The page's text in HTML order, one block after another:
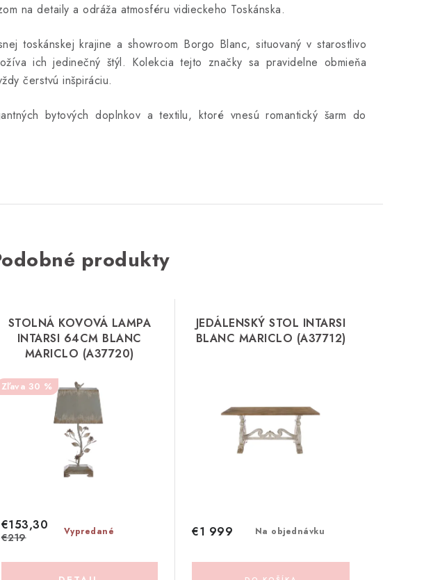
na detaily a odráža atmosféru vidieckeho Toskánska.
toskánskej krajine a showroom Borgo Blanc, situovaný v starostlivo
ich jedinečný štýl. Kolekcia tejto značky sa pravidelne obmieňa
čerstvú inšpiráciu.
bytových doplnkov a textilu, ktoré vnesú romantický šarm do
produkty
STOLNÁ KOVOVÁ LAMPA
INTARSI 64CM BLANC
MARICLO (A37720)
30 %
Vypredané
€153,30
€219
JEDÁLENSKÝ STOL INTARSI
BLANC MARICLO (A37712)
Na objednávku
€1 999